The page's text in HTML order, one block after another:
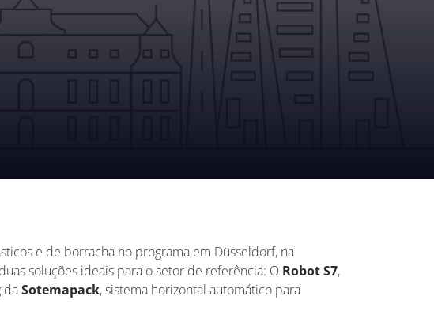
e de borracha no programa em Düsseldorf, na
soluções ideais para o setor de referência: O Robot S7,
daSotemapack, sistema horizontal automático para